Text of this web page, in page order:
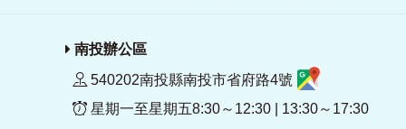
南投辦公區
540202南投縣南投市省府路4號
星期一至星期五8:30～12:30 | 13:30～17:30